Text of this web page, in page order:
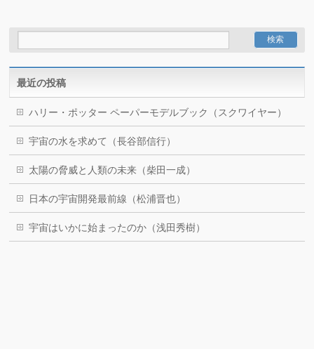
最近の投稿
ハリー・ポッター ペーパーモデルブック（スクワイヤー）
宇宙の水を求めて（長谷部信行）
太陽の脅威と人類の未来（柴田一成）
日本の宇宙開発最前線（松浦晋也）
宇宙はいかに始まったのか（浅田秀樹）